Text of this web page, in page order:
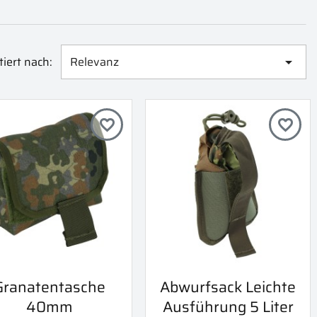
nach: Relevanz 
Vorschau
40mm
favorite_border
Vorschau
Abwurfsack Leichte
Ausführung 5 Liter
favorite_border